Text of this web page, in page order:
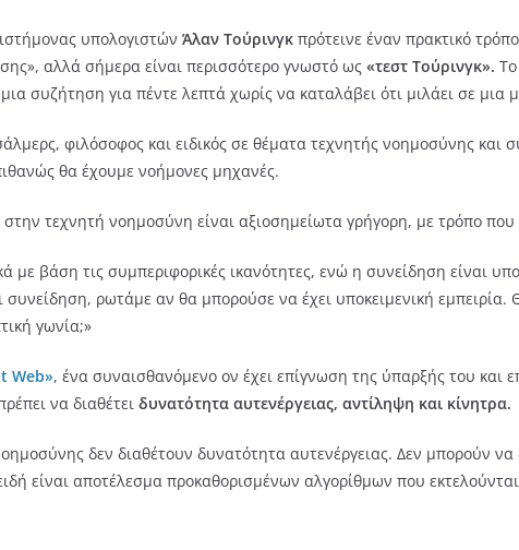
υπολογιστών Άλαν Τούρινγκ πρότεινε έναν πρακτικό
αλλά σήμερα είναι περισσότερο γνωστό ως «τεστ Τούρινγκ».
συζήτηση για πέντε λεπτά χωρίς να καταλάβει ότι μιλάει σε μια
φιλόσοφος και ειδικός σε θέματα τεχνητής νοημοσύνης και
θα έχουμε νοήμονες μηχανές.
τεχνητή νοημοσύνη είναι αξιοσημείωτα γρήγορη, με τρόπο
με βάση τις συμπεριφορικές ικανότητες, ενώ η συνείδηση είναι
ρωτάμε αν θα μπορούσε να έχει υποκειμενική
γωνία;»
Web», ένα συναισθανόμενο ον έχει επίγνωση της ύπαρξής του και
να διαθέτει δυνατότητα αυτενέργειας, αντίληψη και κίνητρα.
δεν διαθέτουν δυνατότητα αυτενέργειας. Δεν μπορούν
είναι αποτέλεσμα προκαθορισμένων αλγορίθμων που